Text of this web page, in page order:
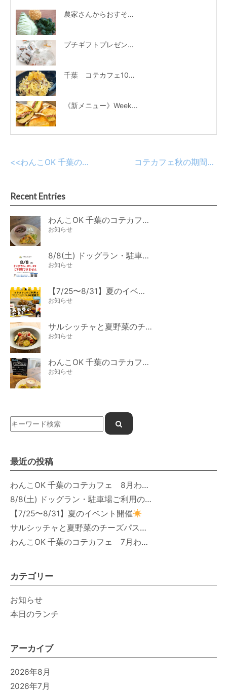
農家さんからおすそ分けしていただいた、見た目も可愛い西洋野菜
プチギフトプレゼント＆お楽しみ福引イベントも！7th&1st Anniversaryキャンペーン開催中
千葉 コテカフェ10月新ランチメニュー
《新メニュー》Weeken’ Donuts×Cotecafe 生ドーナツサンド 限定販売！
コテカフェ秋の期間限定メニュー登場！
<<わんこOK 千葉のコテカフェ 12月わんこの日
Recent Entries
わんこOK 千葉のコテカフェ 8月わんこの日 オートミールdeローストビーフライス
お知らせ
8/8(土) ドッグラン・駐車場ご利用のお知らせ
お知らせ
【7/25〜8/31】夏のイベント開催
お知らせ
サルシッチャと夏野菜のチーズパスタ期間限定新メニュー登場！
お知らせ
わんこOK 千葉のコテカフェ 7月わんこの日 白身魚とカラフルやさいのオムレツ
お知らせ
最近の投稿
わんこOK 千葉のコテカフェ 8月わんこの日 オートミールdeローストビーフライス
8/8(土) ドッグラン・駐車場ご利用のお知らせ
【7/25〜8/31】夏のイベント開催
サルシッチャと夏野菜のチーズパスタ期間限定新メニュー登場！
わんこOK 千葉のコテカフェ 7月わんこの日 白身魚とカラフルやさいのオムレツ
カテゴリー
お知らせ
本日のランチ
アーカイブ
2026年8月
2026年7月